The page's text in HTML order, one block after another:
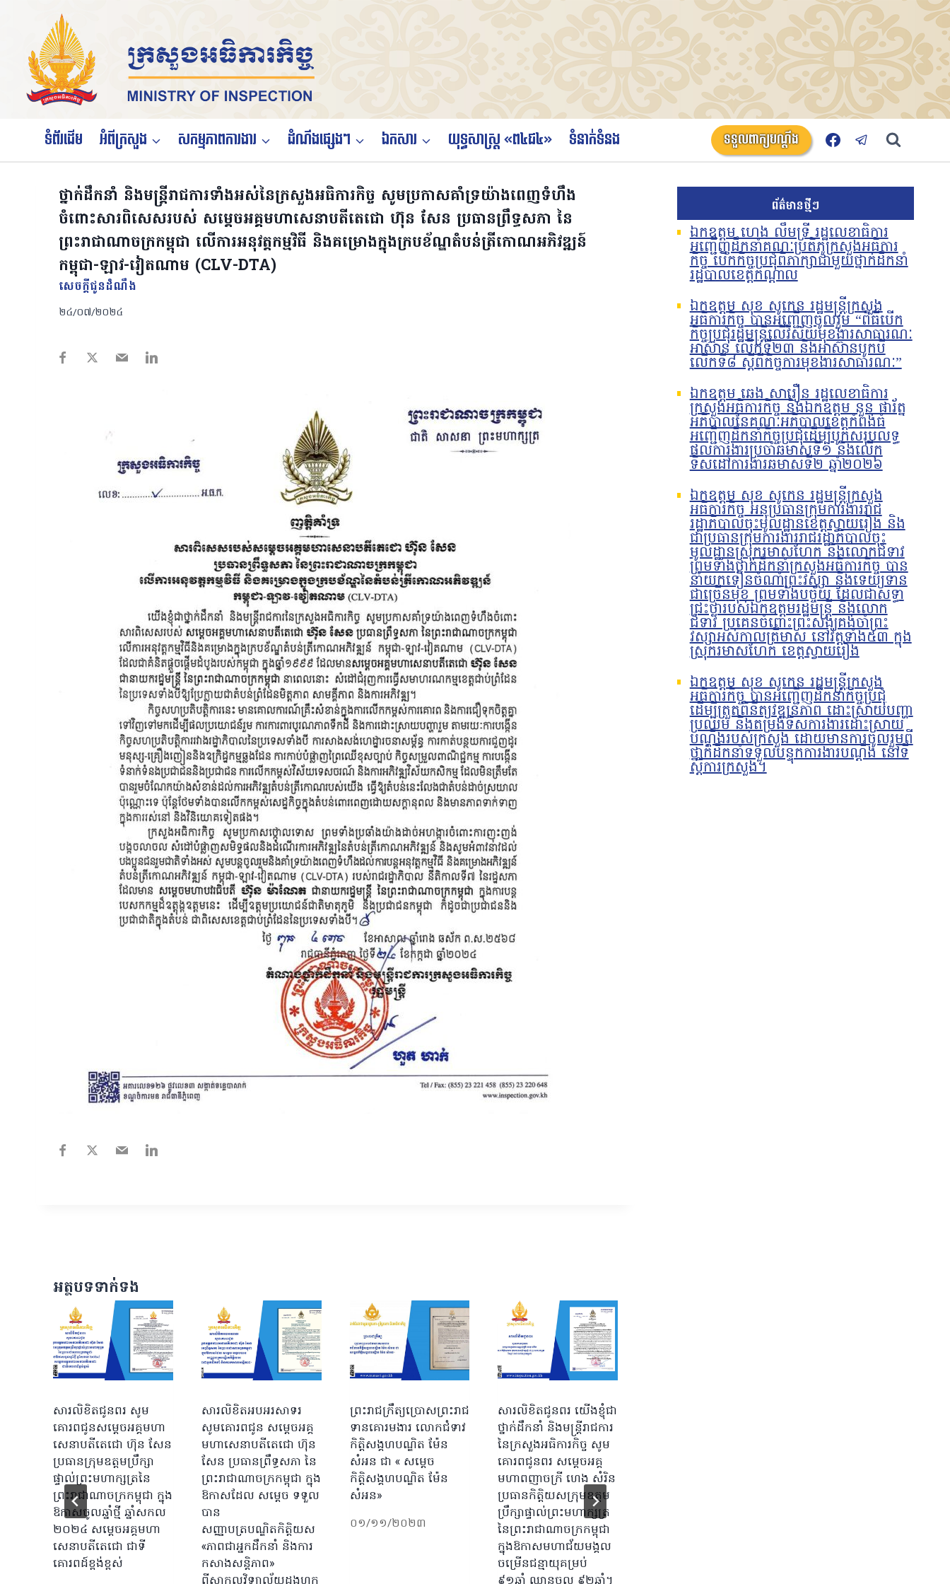
content
ទំព័រដើម អំពីក្រសួង សកម្មភាពការងារ ដំណឹងផ្សេងៗ ឯកសារ យុទ្ធសាស្ត្រ «ព៤ជ៤» ទំនាក់ទំនង ទទួលពាក្យបណ្តឹង
ថ្នាក់ដឹកនាំ និងមន្រ្តីរាជការទាំងអស់នៃក្រសួងអធិការកិច្ច សូមប្រកាសគាំទ្រយ៉ាងពេញទំហឹង
ចំពោះសារពិសេសរបស់ សម្តេចអគ្គមហាសេនាបតីតេជោ ហ៊ុន សែន ប្រធានព្រឹទ្ធសភា នៃ
ព្រះរាជាណាចក្រកម្ពុជា លើការអនុវត្តកម្មវិធី និងគម្រោងក្នុងក្របខ័ណ្ឌតំបន់ត្រីកោណអភិវឌ្ឍន៍
កម្ពុជា-ឡាវ-វៀតណាម (CLV-DTA)
សេចក្តីជូនដំណឹង
២៤/០៧/២០២៤
អត្ថបទទាក់ទង
សារលិខិតជូនពរ សូម
គោរពជូនសម្តេចអគ្គមហា
សេនាបតីតេជោ ហ៊ុន សែន
ប្រធានក្រុមឧត្តមប្រឹក្សា
ផ្ទាល់ព្រះមហាក្សត្រ​នៃ
ព្រះរាជាណាចក្រកម្ពុជា​​ ក្នុង
ឱកាសចូលឆ្នាំថ្មី ឆ្នាំសកល
២០២៤ សម្តេចអគ្គមហា
សេនាបតីតេជោ ជាទី
គោរពដ៍ខ្ពង់ខ្ពស់
សារលិខិតអបអរសាទរ
សូមគោរពជូន សម្តេចអគ្គ
មហាសេនាបតីតេជោ ហ៊ុន
សែន ប្រធានព្រឹទ្ធសភា នៃ
ព្រះរាជាណាចក្រកម្ពុជា ក្នុង
ឱកាសដែល សម្តេច ទទួល
បាន
សញ្ញាបត្របណ្ឌិតកិត្តិយស
«ភាពជាអ្នកដឹកនាំ និងការ
កសាងសន្តិភាព»
ព្រះរាជក្រឹត្យប្រោសព្រះរាជ
ទានគោរមងារ លោកជំទាវ
កិត្តិសង្គហបណ្ឌិត ម៉ែន
សំអន ជា « សម្ដេច
កិត្តិសង្គហបណ្ឌិត ម៉ែន
សំអន»
០១/១១/២០២៣
សារលិខិតជូនពរ យើងខ្ញុំជា
ថ្នាក់ដឹកនាំ និងមន្រ្តីរាជការ
នៃក្រសួងអធិការកិច្ច សូម
គោរពជូនពរ សម្ដេចអគ្គ
មហាពញាចក្រី ហេង សំរិន
ប្រធានកិត្តិយសក្រុមឧត្តម
ប្រឹក្សាផ្ទាល់ព្រះមហាក្សត្រ
នៃព្រះរាជាណាចក្រកម្ពុជា
ក្នុងឱកាសមហាជ័យមង្គល
ចម្រើនជន្មាយុគម្រប់
ព័ត៌មានថ្មីៗ
ឯកឧត្តម ហេង លឹមទ្រី រដ្ឋលេខាធិការ
អញ្ជើញដឹកនាំគណៈប្រតិភូក្រសួងអធិការ
កិច្ច បើកកិច្ចប្រជុំពិភាក្សាជាមួយថ្នាក់ដឹកនាំ
រដ្ឋបាលខេត្តកណ្តាល
ឯកឧត្តម សុខ សូកេន រដ្ឋមន្រ្តីក្រសួង
អធិការកិច្ច បានអញ្ជើញចូលរួម “ពិធីបើក
កិច្ចប្រជុំរដ្ឋមន្ត្រីលើវិស័យមុខងារសាធារណៈ
អាស៊ាន លើកទី២៣ និងអាស៊ានបូកបី
លើកទី៨ ស្តីពីកិច្ចការមុខងារសាធារណៈ”
ឯកឧត្តម ឆេង សារឿន រដ្ឋលេខាធិការ
ក្រសួងអធិការកិច្ច និងឯកឧត្តម នួន ផារ័ត្ន
អភិបាលនៃគណៈអភិបាលខេត្តកំពង់ធំ
អញ្ជើញដឹកនាំកិច្ចប្រជុំដើម្បីបូកសរុបលទ្ធ
ផលការងារប្រចាំឆមាសទី១ និងលើក
ទិសដៅការងារឆមាសទី២ ឆ្នាំ២០២៦
ឯកឧត្តម សុខ សូកេន រដ្ឋមន្រ្តីក្រសួង
អធិការកិច្ច អនុប្រធានក្រុមការងាររាជ
រដ្ឋាភិបាលចុះមូលដ្ឋានខេត្តស្វាយរៀង និង
ជាប្រធានក្រុមការងាររាជរដ្ឋាភិបាលចុះ
មូលដ្ឋានស្រុករមាសហែក និងលោកជំទាវ
ព្រមទាំងថ្នាក់ដឹកនាំក្រសួងអធិការកិច្ច បាន
នាំយកទៀនចំណាំព្រះវស្សា និងទេយ្យទាន
ជាច្រើនមុខ ព្រមទាំងបច្ច័យ ដែលជាសទ្ធា
ជ្រះថ្លារបស់ឯកឧត្តមរដ្ឋមន្រ្តី និងលោក
ជំទាវ ប្រគេនចំពោះព្រះសង្ឃគង់ចាំព្រះ
វស្សាអស់កាលត្រីមាស នៅវត្តទាំង៥៣ ក្នុង
ស្រុករមាសហែក ខេត្តស្វាយរៀង
ឯកឧត្តម សុខ សូកេន រដ្ឋមន្រ្តីក្រសួង
អធិការកិច្ច បានអញ្ជើញដឹកនាំកិច្ចប្រជុំ
ដើម្បីត្រួតពិនិត្យវឌ្ឍនភាព ដោះស្រាយបញ្ហា
ប្រឈម និងតម្រង់ទិសការងារដោះស្រាយ
បណ្តឹងរបស់ក្រសួង ដោយមានការចូលរួមពី
ថ្នាក់ដឹកនាំទទួលបន្ទុកការងារបណ្ដឹង នៅទី
ស្ដីការក្រសួង។